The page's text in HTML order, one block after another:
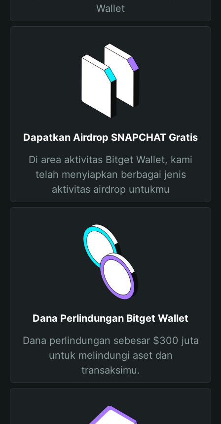
Wallet
Dapatkan Airdrop SNAPCHAT Gratis
Di area aktivitas Bitget Wallet, kami
telah menyiapkan berbagai jenis
aktivitas airdrop untukmu
Dana Perlindungan Bitget Wallet
Dana perlindungan sebesar $300 juta
untuk melindungi aset dan
transaksimu.